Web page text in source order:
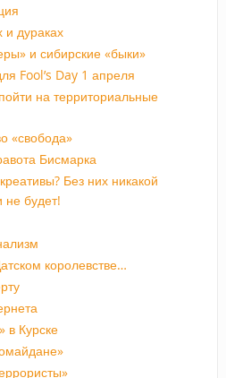
и дураках
и сибирские «быки»
Fool’s Day 1 апреля
на территориальные
«свобода»
Бисмарка
Без них никакой
будет!
королевстве…
в Курске